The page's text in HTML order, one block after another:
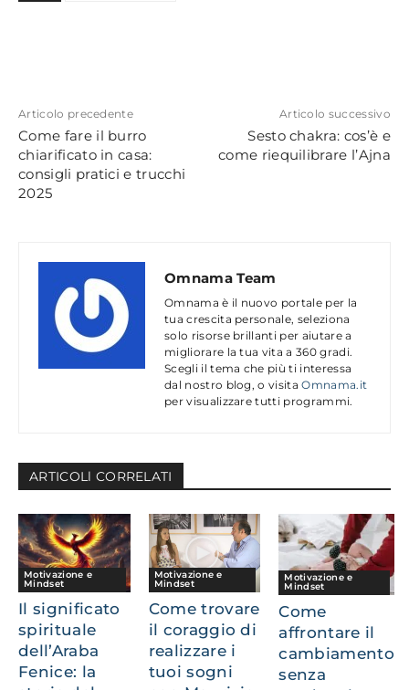
Articolo precedente
Come fare il burro
chiarificato in casa:
consigli pratici e trucchi
2025
Articolo successivo
Sesto chakra: cos’è e
come riequilibrare l’Ajna
Omnama Team
Omnama è il nuovo portale per la
tua crescita personale, seleziona
solo risorse brillanti per aiutare a
migliorare la tua vita a 360 gradi.
Scegli il tema che più ti interessa
dal nostro blog, o visitaOmnama.it
per visualizzare tutti programmi.
ARTICOLl CORRELATI
Motivazione e
Mindset
Il significato
spirituale
dell’Araba
Fenice: la
Motivazione e
Mindset
Come trovare
il coraggio di
realizzare i
tuoi sogni
Motivazione e
Mindset
Come
affrontare il
cambiamento
senza